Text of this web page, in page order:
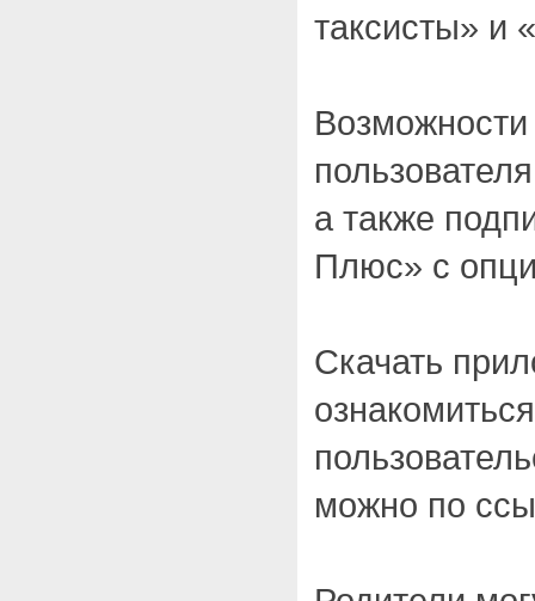
таксисты» и
а также
Плюс» с
Скачать
можно по